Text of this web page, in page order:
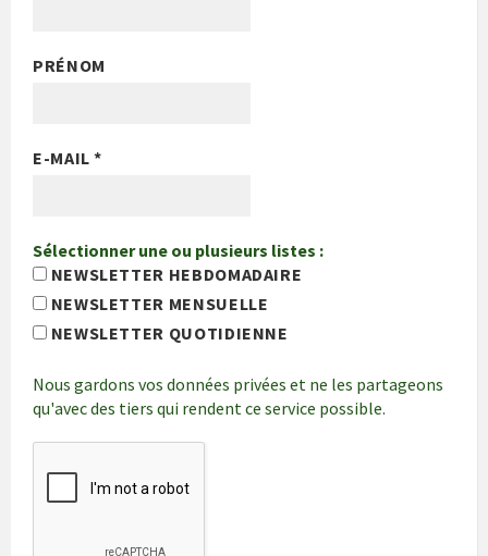
PRÉNOM
E-MAIL*
Sélectionner une ou plusieurs listes :
NEWSLETTER HEBDOMADAIRE
NEWSLETTER MENSUELLE
NEWSLETTER QUOTIDIENNE
Nous gardons vos données privées et ne les partageons
qu'avec des tiers qui rendent ce service possible.